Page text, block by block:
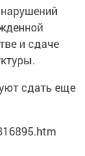
и сдаче
сдать еще